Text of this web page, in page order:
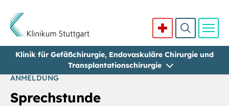
Direkt zum Inhalt
Klinik für Gefäßchirurgie, Endovaskuläre Chirurgie und
Transplantationschirurgie
ANMELDUNG
Sprechstunde